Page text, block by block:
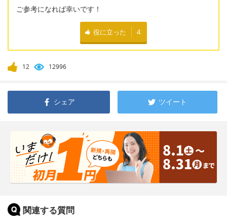
ご参考になれば幸いです！
役に立った 4
12 12996
シェア ツイート
関連する質問